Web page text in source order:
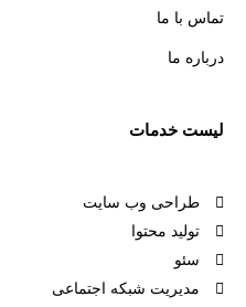
تماس با ما
درباره ما
لیست خدمات
طراحی وب سایت
تولید محتوا
سئو
مدیریت شبکه اجتماعی